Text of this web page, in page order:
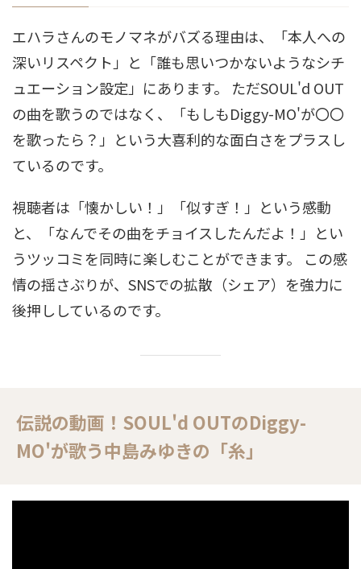
エハラさんのモノマネがバズる理由は、「本人への
深いリスペクト」と「誰も思いつかないようなシチ
ュエーション設定」にあります。 ただSOUL'd OUT
の曲を歌うのではなく、「もしもDiggy-MO'が〇〇
を歌ったら？」という大喜利的な面白さをプラスし
ているのです。
視聴者は「懐かしい！」「似すぎ！」という感動
と、「なんでその曲をチョイスしたんだよ！」とい
うツッコミを同時に楽しむことができます。 この感
情の揺さぶりが、SNSでの拡散（シェア）を強力に
後押ししているのです。
伝説の動画！SOUL'd OUTのDiggy-
MO'が歌う中島みゆきの「糸」